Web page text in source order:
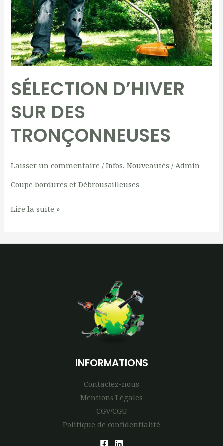
SÉLECTION D’HIVER
SUR DES
TRONÇONNEUSES
Laisser un commentaire /Infos,Nouveautés / Admin
Coupe bordures et Débrousailleuses
Lire la suite »
INFORMATIONS
Contactez-nous
Mentions Légales
CGV/CGU
Politique de confidentialité